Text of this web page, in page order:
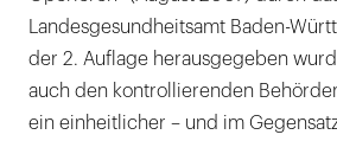
Landesgesundheitsamt Baden-
der 2. Auflage herausgegeben
auch den kontrollierenden
ein einheitlicher – und im